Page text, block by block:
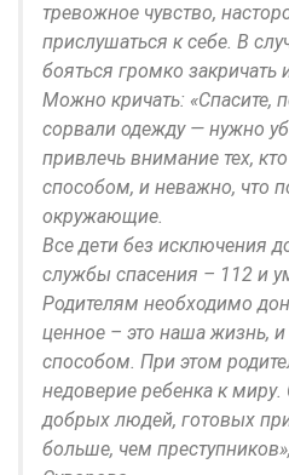
тревожное чувство,
прислушаться к себе. В
бояться громко
Можно кричать: «Спасите,
сорвали одежду — нужно
привлечь внимание тех,
способом, и неважно, что
окружающие.
Все дети без исключения
службы спасения – 112 и
Родителям необходимо
ценное – это наша жизнь,
способом. При этом
недоверие ребенка к
добрых людей, готовых
больше, чем